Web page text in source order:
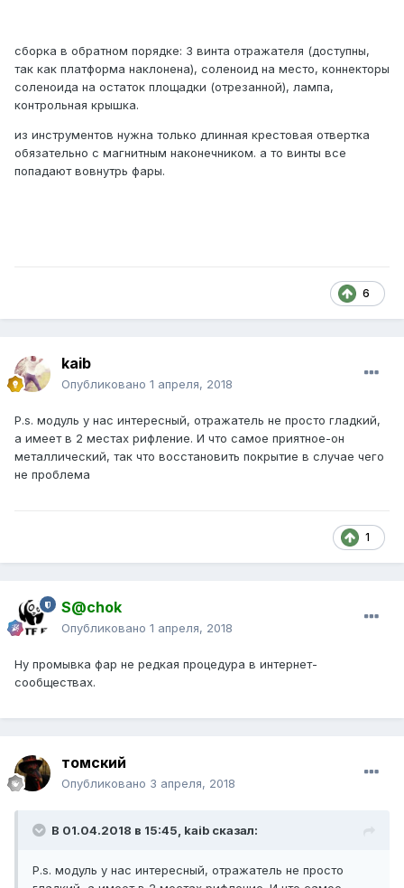
сборка в обратном порядке: 3 винта отражателя (доступны,
так как платформа наклонена), соленоид на место, коннекторы
соленоида на остаток площадки (отрезанной), лампа,
контрольная крышка.
из инструментов нужна только длинная крестовая отвертка
обязательно с магнитным наконечником. а то винты все
попадают вовнутрь фары.
6
kaib
Опубликовано 1 апреля, 2018
P.s. модуль у нас интересный, отражатель не просто гладкий,
а имеет в 2 местах рифление. И что самое приятное-он
металлический, так что восстановить покрытие в случае чего
не проблема
1
S@chok
Опубликовано 1 апреля, 2018
Ну промывка фар не редкая процедура в интернет-
сообществах.
томский
Опубликовано 3 апреля, 2018
В 01.04.2018 в 15:45, kaib сказал:
P.s. модуль у нас интересный, отражатель не просто